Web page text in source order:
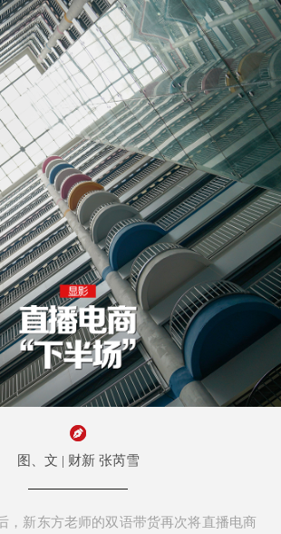
图、文 | 财新 张芮雪
，新东方老师的双语带货再次将直播电商